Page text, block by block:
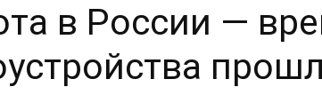
в России —